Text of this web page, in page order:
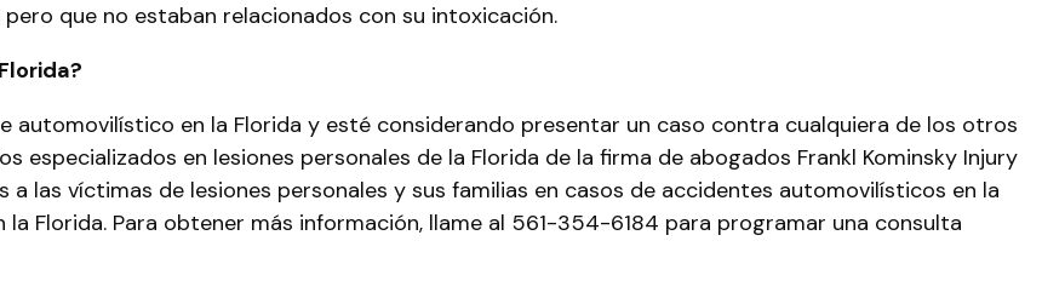
que no estaban relacionados con su intoxicación.
automovilístico en la Florida y esté considerando presentar un caso contra cualquiera de los otros
en lesiones personales de la Florida de la firma de abogados Frankl Kominsky Injury
a las víctimas de lesiones personales y sus familias en casos de accidentes automovilísticos en la
Florida. Para obtener más información, llame al 561-354-6184 para programar una consulta